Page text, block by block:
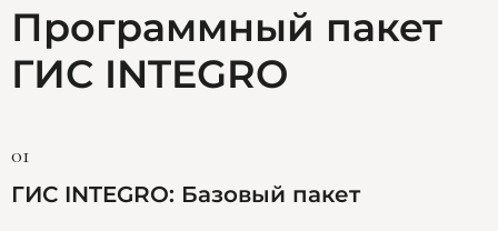
Программный пакет
ГИС INTEGRO
01
ГИС INTEGRO: Базовый пакет